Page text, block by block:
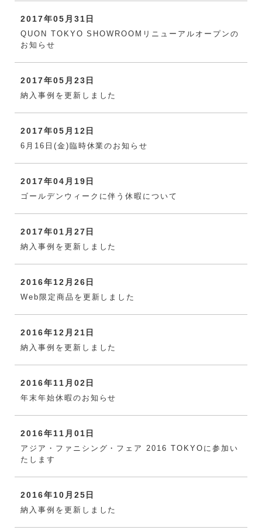
2017年05月31日
QUON TOKYO SHOWROOMリニューアルオープンの
お知らせ
2017年05月23日
納入事例を更新しました
2017年05月12日
6月16日(金)臨時休業のお知らせ
2017年04月19日
ゴールデンウィークに伴う休暇について
2017年01月27日
納入事例を更新しました
2016年12月26日
Web限定商品を更新しました
2016年12月21日
納入事例を更新しました
2016年11月02日
年末年始休暇のお知らせ
2016年11月01日
アジア・ファニシング・フェア 2016 TOKYOに参加い
たします
2016年10月25日
納入事例を更新しました